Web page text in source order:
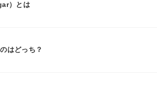
）とは
はどっち？